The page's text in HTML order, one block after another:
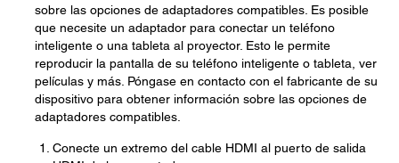
sobre las opciones de adaptadores compatibles. Es posible
que necesite un adaptador para conectar un teléfono
inteligente o una tableta al proyector. Esto le permite
reproducir la pantalla de su teléfono inteligente o tableta, ver
películas y más. Póngase en contacto con el fabricante de su
dispositivo para obtener información sobre las opciones de
adaptadores compatibles.
Conecte un extremo del cable HDMI al puerto de salida